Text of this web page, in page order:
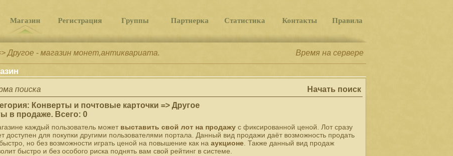
Магазин Регистрация Группы Партнерка Статистика Контакты Правила
Другое - магазин монет,антиквариата. Время на сервере
поиска
Начать поиск
Конверты и почтовые карточки => Другое
в продаже. Всего: 0
каждый пользователь может выставить свой лот на продажу с фиксированной ценой. Лот сразу
доступен для покупки другими пользователями портала. Данный вид продажи даёт возможность продать
но без возможности играть ценой на повышение как на аукционе . Также данный вид продаж
быстро и без особого риска поднять вам свой рейтинг в системе.